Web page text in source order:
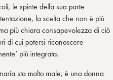
le spinte della sua parte
la scelta che non è più
più chiara consapevolezza di ciò
di cui potersi riconoscere
più integrata.
sta molto male, è una donna